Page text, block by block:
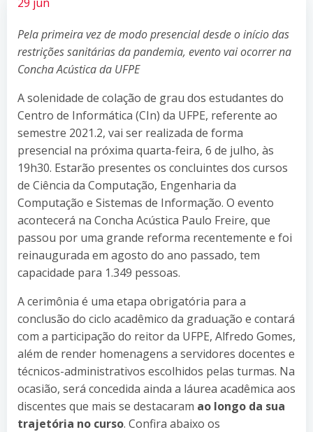
Pela primeira vez de modo presencial desde o início das
restrições sanitárias da pandemia, evento vai ocorrer na
Concha Acústica da UFPE
A solenidade de colação de grau dos estudantes do
Centro de Informática (CIn) da UFPE, referente ao
semestre 2021.2, vai ser realizada de forma
presencial na próxima quarta-feira, 6 de julho, às
19h30. Estarão presentes os concluintes dos cursos
de Ciência da Computação, Engenharia da
Computação e Sistemas de Informação. O evento
acontecerá na Concha Acústica Paulo Freire, que
passou por uma grande reforma recentemente e foi
reinaugurada em agosto do ano passado, tem
capacidade para 1.349 pessoas.
A cerimônia é uma etapa obrigatória para a
conclusão do ciclo acadêmico da graduação e contará
com a participação do reitor da UFPE, Alfredo Gomes,
além de render homenagens a servidores docentes e
técnicos-administrativos escolhidos pelas turmas. Na
ocasião, será concedida ainda a láurea acadêmica aos
discentes que mais se destacaram ao longo da sua
trajetória no curso. Confira abaixo os